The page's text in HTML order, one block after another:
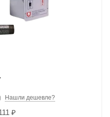
Нашли дешевле?
₽